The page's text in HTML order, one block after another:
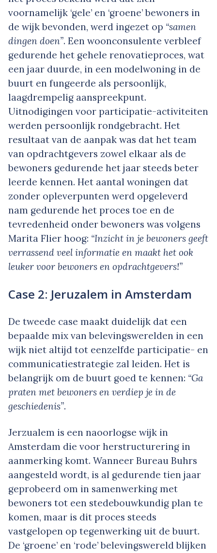
voornamelijk ‘gele’ en ‘groene’ bewoners in
de wijk bevonden, werd ingezet op “samen
dingen doen”. Een woonconsulente verbleef
gedurende het gehele renovatieproces, wat
een jaar duurde, in een modelwoning in de
buurt en fungeerde als persoonlijk,
laagdrempelig aanspreekpunt.
Uitnodigingen voor participatie-activiteiten
werden persoonlijk rondgebracht. Het
resultaat van de aanpak was dat het team
van opdrachtgevers zowel elkaar als de
bewoners gedurende het jaar steeds beter
leerde kennen. Het aantal woningen dat
zonder opleverpunten werd opgeleverd
nam gedurende het proces toe en de
tevredenheid onder bewoners was volgens
Marita Flier hoog: “Inzicht in je bewoners geeft
verrassend veel informatie en maakt het ook
leuker voor bewoners en opdrachtgevers!”
Case 2: Jeruzalem in Amsterdam
De tweede case maakt duidelijk dat een
bepaalde mix van belevingswerelden in een
wijk niet altijd tot eenzelfde participatie- en
communicatiestrategie zal leiden. Het is
belangrijk om de buurt goed te kennen: “Ga
praten met bewoners en verdiep je in de
geschiedenis”.
Jerzualem is een naoorlogse wijk in
Amsterdam die voor herstructurering in
aanmerking komt. Wanneer Bureau Buhrs
aangesteld wordt, is al gedurende tien jaar
geprobeerd om in samenwerking met
bewoners tot een stedebouwkundig plan te
komen, maar is dit proces steeds
vastgelopen op tegenwerking uit de buurt.
De ‘groene’ en ‘rode’ belevingswereld blijken